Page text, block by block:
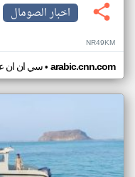
اخبار الصومال
NR49KM
سي ان ان• arabic.cnn.com